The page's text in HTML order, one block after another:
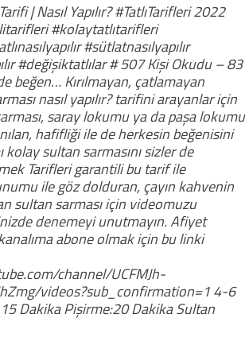
| Nasıl Yapılır? #TatlıTarifleri 2022
#kolaytatlıtarifleri
#sütlatnasılyapılır
#değişiktatlılar # 507 Kişi Okudu – 83
beğen… Kırılmayan, çatlamayan
nasıl yapılır? tarifini arayanlar için
saray lokumu ya da paşa lokumu
hafifliği ile de herkesin beğenisini
kolay sultan sarmasını sizler de
Tarifleri garantili bu tarif ile
ile göz dolduran, çayın kahvenin
sultan sarması için videomuzu
denemeyi unutmayın. Afiyet
abone olmak için bu linki
channel/UCFMJh-
videos?sub_confirmation=1 4-6
Dakika Pişirme:20 Dakika Sultan